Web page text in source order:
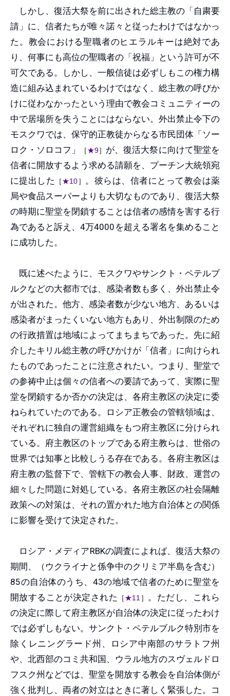
しかし、復活大祭を前に出された総主教の「自粛要
請」に、信者たちが唯々諾々と従ったわけではなかっ
た。教会における聖職者のヒエラルキーは絶対であ
り、何事にも高位の聖職者の「祝福」という許可が不
可欠である。しかし、一般信徒は必ずしもこの権力構
造に組み込まれているわけではなく、総主教の呼びか
けに従わなかったという理由で教会コミュニティーの
中で居場所を失うことにはならない。外出禁止令下の
モスクワでは、保守的正教徒からなる市民団体「ソー
ロク・ソロコフ」
［ ★9］ が、復活大祭に向けて聖堂を
信者に開放するよう求める請願を、プーチン大統領宛
に提出した
［ ★10 ］ 。彼らは、信者にとって教会は薬
局や食品スーパーよりも大切なものであり、復活大祭
の時期に聖堂を閉鎖することは信者の感情を害する行
為であると訴え、4万4000を超える署名を集めること
に成功した。
既に述べたように、モスクワやサンクト・ペテルブ
ルクなどの大都市では、感染者数も多く、外出禁止令
が出された。他方、感染者数が少ない地方、あるいは
感染者がまったくいない地方もあり、外出制限のため
の行政措置は地域によってまちまちであった。先に紹
介したキリル総主教の呼びかけが「信者」に向けられ
たものであったことに注意されたい。つまり、聖堂で
の参祷中止は個々の信者への要請であって、実際に聖
堂を閉鎖するか否かの決定は、各府主教区の決定に委
ねられていたのである。ロシア正教会の管轄領域は、
それぞれに独自の運営組織をもつ府主教区に分けられ
ている。府主教区のトップである府主教らは、世俗の
世界では知事と比較しうる存在である。各府主教区は
府主教の監督下で、管轄下の教会人事、財政、運営の
細々した問題に対処している。各府主教区の社会隔離
政策への対策は、それの置かれた地方自治体との関係
に影響を受けて決定された。
ロシア・メディアRBKの調査によれば、復活大祭の
期間、（ウクライナと係争中のクリミア半島を含む）
85の自治体のうち、43の地域で信者のために聖堂を
開放することが決定された
［ ★11 ］ 。ただし、これら
の決定に際して府主教区が自治体の決定に従ったわけ
では必ずしもない。サンクト・ペテルブルク特別市を
除くレニングラード州、ロシア中南部のサラトフ州
や、北西部のコミ共和国、ウラル地方のスヴェルドロ
フスク州などでは、聖堂を開放する教会を自治体側が
強く批判し、両者の対立はときに著しく緊張した。コ